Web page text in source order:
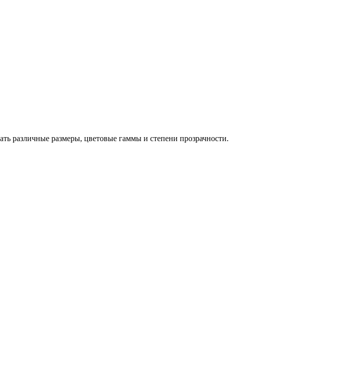
различные размеры, цветовые гаммы и степени прозрачности.